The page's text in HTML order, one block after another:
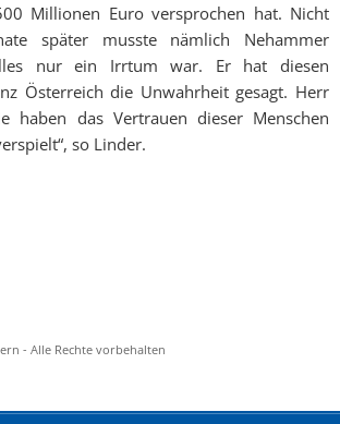
Millionen Euro versprochen hat. Nicht
später musste nämlich Nehammer
nur ein Irrtum war. Er hat diesen
Österreich die Unwahrheit gesagt. Herr
haben das Vertrauen dieser Menschen
so Linder.
- Alle Rechte vorbehalten